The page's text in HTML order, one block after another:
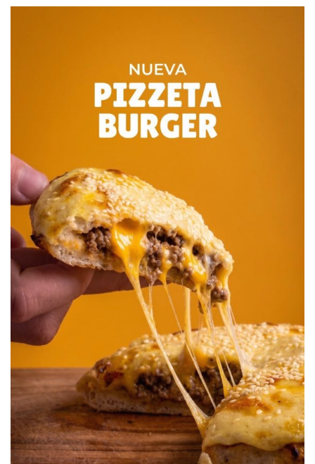
esta pesquisa. Tal como se informó oportunamente, el
empresario está sospechado de adquirir los animales y
procesarlos para su comercialización.
De acuerdo a lo indicado a ese diario por fuentes cercanas
a la pesquisa, no fue casualidad que en el último
procedimiento llevado a cabo en el domicilio de Bertone,
precisamente un local donde funciona una empresa de
transporte, la policía utilizada para instruir el
procedimiento fue personal de la División de Casos
Especiales.
Su objetivo era secuestrar elementos que permitan probar
que Lema fue advertido que iba a ser detenido.